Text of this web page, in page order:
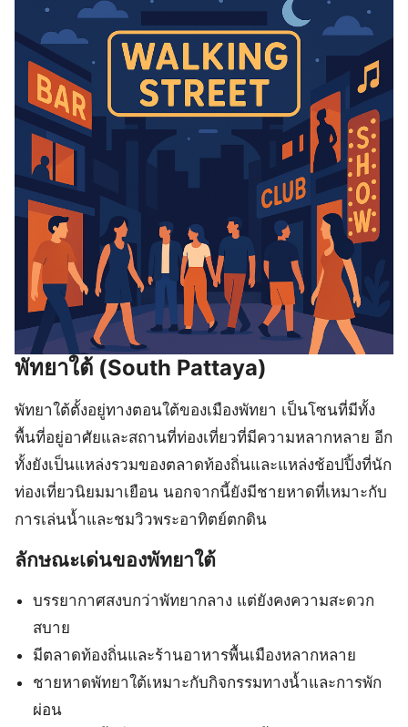
พัทยาใต้ (South Pattaya)
พัทยาใต้ตั้งอยู่ทางตอนใต้ของเมืองพัทยา เป็นโซนที่มีทั้ง
พื้นที่อยู่อาศัยและสถานที่ท่องเที่ยวที่มีความหลากหลาย อีก
ทั้งยังเป็นแหล่งรวมของตลาดท้องถิ่นและแหล่งช้อปปิ้งที่นัก
ท่องเที่ยวนิยมมาเยือน นอกจากนี้ยังมีชายหาดที่เหมาะกับ
การเล่นน้ำและชมวิวพระอาทิตย์ตกดิน
ลักษณะเด่นของพัทยาใต้
บรรยากาศสงบกว่าพัทยากลาง แต่ยังคงความสะดวก
สบาย
มีตลาดท้องถิ่นและร้านอาหารพื้นเมืองหลากหลาย
ชายหาดพัทยาใต้เหมาะกับกิจกรรมทางน้ำและการพัก
ผ่อน